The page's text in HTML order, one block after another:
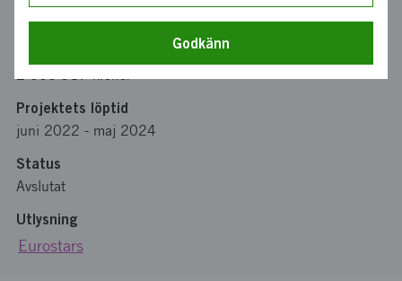
Procada AB
2 055 917 kronor
Projektets löptid
juni 2022 - maj 2024
Status
Avslutat
Utlysning
Eurostars
Godkänn